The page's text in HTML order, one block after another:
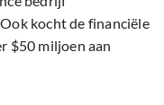
kocht de financiële
$50 miljoen aan